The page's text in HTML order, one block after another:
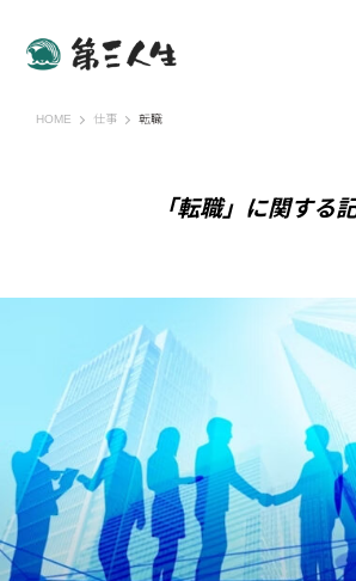
HOME 第三人生 〜寄り道の歩き方〜
仕事 転職
「転職」に関する